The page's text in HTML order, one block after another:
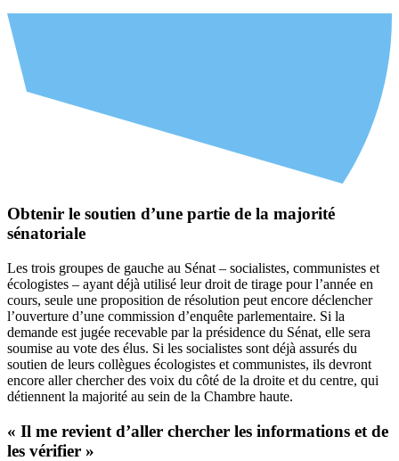
Obtenir le soutien d’une partie de la majorité
sénatoriale
Les trois groupes de gauche au Sénat – socialistes, communistes et
écologistes – ayant déjà utilisé leur droit de tirage pour l’année en
cours, seule une proposition de résolution peut encore déclencher
l’ouverture d’une commission d’enquête parlementaire. Si la
demande est jugée recevable par la présidence du Sénat, elle sera
soumise au vote des élus. Si les socialistes sont déjà assurés du
soutien de leurs collègues écologistes et communistes, ils devront
encore aller chercher des voix du côté de la droite et du centre, qui
détiennent la majorité au sein de la Chambre haute.
« Il me revient d’aller chercher les informations et de
les vérifier »